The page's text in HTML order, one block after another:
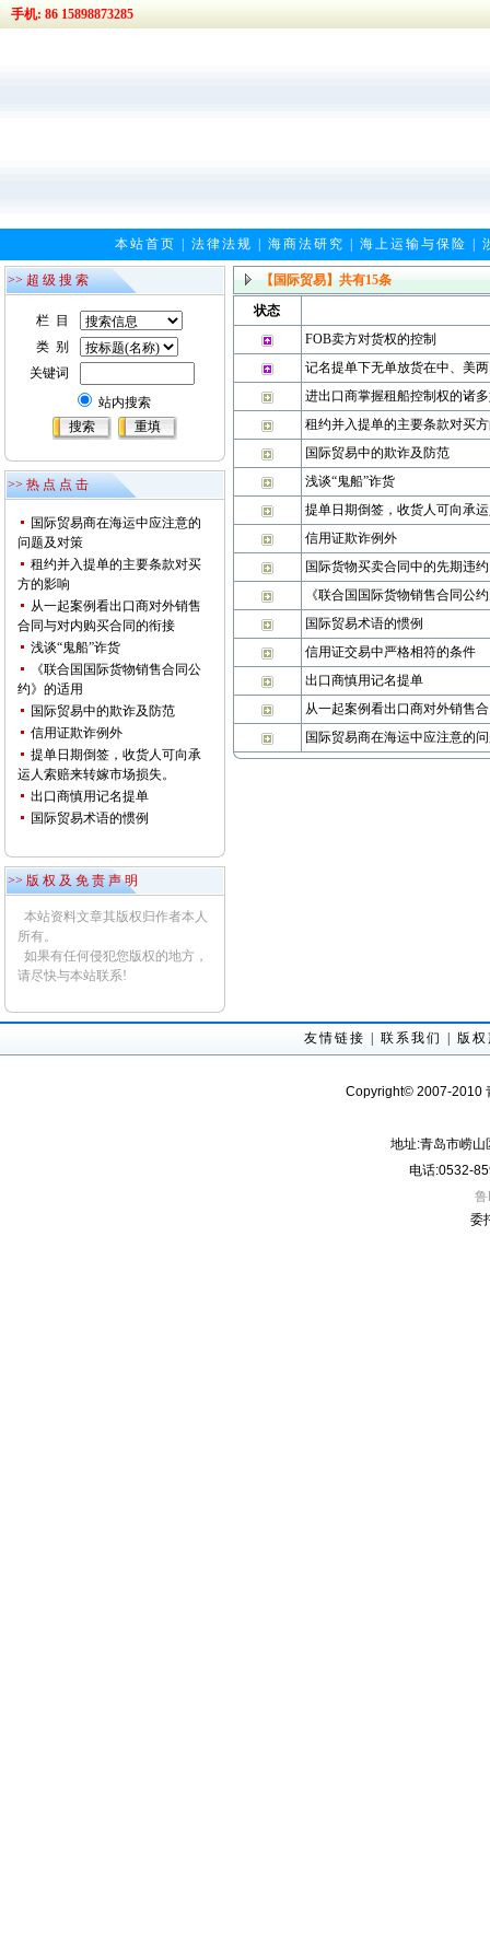
手机: 86 15898873285
本站首页 法律法规 海商法研究 海上运输与保险
>> 超 级 搜 索
栏 目
类 别
关键词
站内搜索
>> 热 点 点 击
国际贸易商在海运中应注意的
问题及对策
租约并入提单的主要条款对买
方的影响
从一起案例看出口商对外销售
合同与对内购买合同的衔接
浅谈“鬼船”诈货
《联合国国际货物销售合同公
约》的适用
国际贸易中的欺诈及防范
信用证欺诈例外
提单日期倒签，收货人可向承
运人索赔来转嫁市场损失。
出口商慎用记名提单
国际贸易术语的惯例
>> 版 权 及 免 责 声 明
本站资料文章其版权归作者本人
所有。
如果有任何侵犯您版权的地方，
请尽快与本站联系!
【国际贸易】 共有15条
状态
FOB卖方对货权的控制
记名提单下无单放货在中、美
进出口商掌握租船控制权的诸
租约并入提单的主要条款对买
国际贸易中的欺诈及防范
浅谈“鬼船”诈货
提单日期倒签，收货人可向承
信用证欺诈例外
国际货物买卖合同中的先期违约
《联合国国际货物销售合同公
国际贸易术语的惯例
信用证交易中严格相符的条件
出口商慎用记名提单
从一起案例看出口商对外销售
国际贸易商在海运中应注意的
友情链接 联系我们 版
Copyright© 2007-2010
地址:青岛市崂
电话:0532-
委